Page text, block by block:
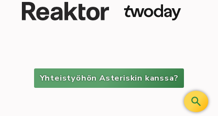
Yhteistyöhön Asteriskin kanssa?